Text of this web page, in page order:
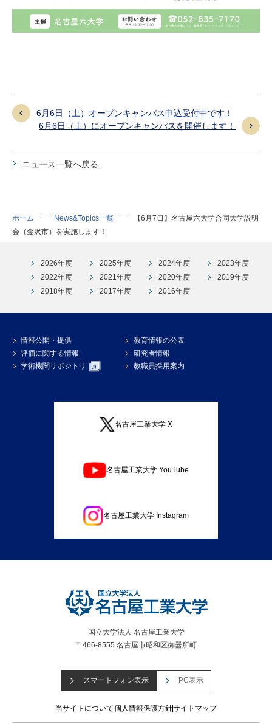
6月6日（土）オープンキャンパス申込受付中です！
6月6日（土）にオープンキャンパスを開催します！
ニュース一覧へ戻る
ホーム News&Topics一覧
【6月7日】名古屋六大学合同大学説明
会（金沢市）を実施します！
2026年度 2025年度 2024年度
2023年度
2022年度
2021年度 2020年度
2019年度
2018年度
2017年度 2016年度
情報公開・提供
教育情報の公表
評価に関する情報
研究者情報
学術機関リポジトリ
教職員採用案内
名古屋工業大学 X
名古屋工業大学 YouTube
名古屋工業大学 Instagram
国立大学法人 名古屋工業大学
〒466-8555 名古屋市昭和区御器所町
スマートフォン表示 PC表示
当サイトについて個人情報保護方針サイトマップ